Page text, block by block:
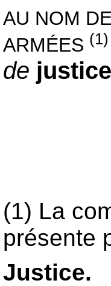
AU NOM
ARMÉES (1)
de
(1) La
présente
Justice.